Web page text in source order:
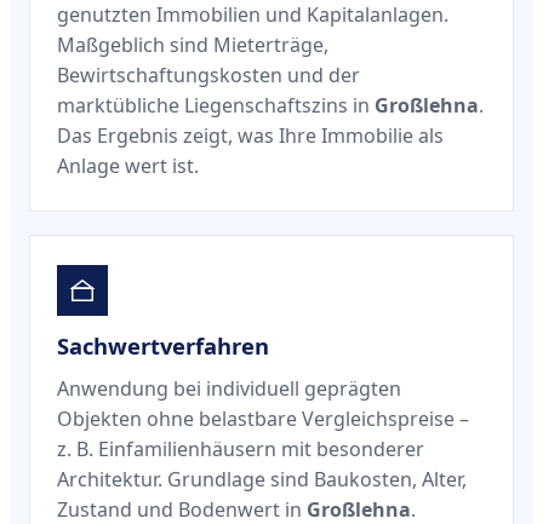
genutzten Immobilien und Kapitalanlagen.
Maßgeblich sind Mieterträge,
Bewirtschaftungskosten und der
marktübliche Liegenschaftszins in Großlehna.
Das Ergebnis zeigt, was Ihre Immobilie als
Anlage wert ist.
Sachwertverfahren
Anwendung bei individuell geprägten
Objekten ohne belastbare Vergleichspreise –
z. B. Einfamilienhäusern mit besonderer
Architektur. Grundlage sind Baukosten, Alter,
Zustand und Bodenwert in Großlehna.